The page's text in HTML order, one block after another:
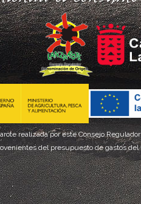
realizada por este Consejo
del presupuesto de gastos